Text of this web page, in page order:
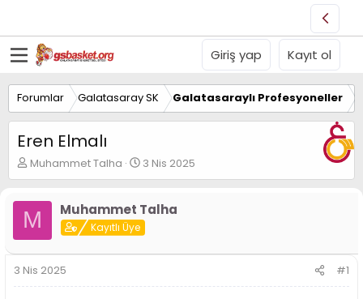
Giriş yap Kayıt ol
Forumlar Galatasaray SK Galatasaraylı Profesyoneller
Eren Elmalı
K
o
u
y
B
a
ş
Muhammet Talha
B
a
l
a
n
g
3 Nis 2025
M Muhammet Talha
Kayıtlı Üye
3 Nis 2025 #1